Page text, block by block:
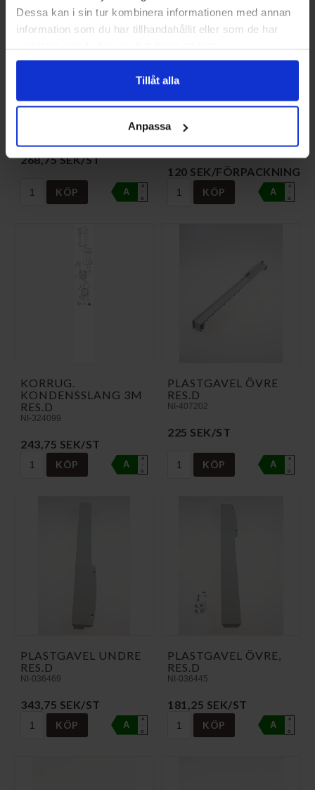
Dessa kan i sin tur kombinera informationen med annan
information som du har tillhandahållit eller som de har
Tillåt alla
Anpassa
PÅFYLLNINGSVENTIL
268,75 SEK/ST
KÖP A
A
G
DISTANS M
LÅS10ST/FÖRP RES.D
NI-718061
120 SEK/FÖRPACKNING
KÖP A
A
↑
G
KORRUG.
KONDENSSLANG 3M
RES.D
NI-324099
243,75 SEK/ST
KÖP A
A
↑
G
PLASTGAVEL ÖVRE
RES.D
NI-407202
225 SEK/ST
KÖP A
A
↑
G
PLASTGAVEL UNDRE
RES.D
NI-036469
343,75 SEK/ST
KÖP A
A
↑
G
PLASTGAVEL ÖVRE,
RES.D
NI-036445
181,25 SEK/ST
KÖP A
A
↑
G